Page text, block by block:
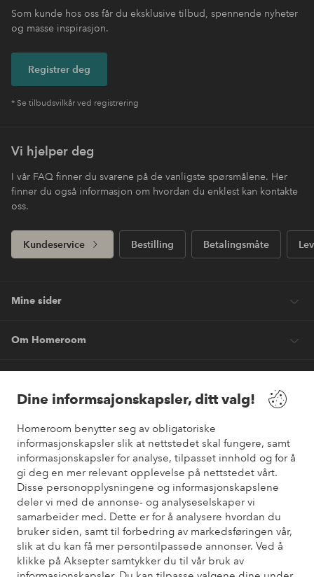
Dine informsajonskapsler, ditt valg!
Homeroom benytter seg av obligatoriske
informasjonskapsler slik at nettstedet skal fungere, samt
informasjonskapsler for analyse, tilpasset innhold og for å
gi deg en mer relevant opplevelse på nettstedet vårt.
Disse personopplysningene og informasjonskapslene
deler vi med de annonse- og analyseselskaper vi
samarbeider med. Dette er for å analysere hvordan du
bruker siden, samt til forbedring av markedsføringen vår,
slik at du kan få mer persontilpassede annonser. Ved å
klikke på Aksepter samtykker du til vår bruk av
Som kunde hos oss får du eksklusive tilbud, spennende nyheter
og masse inspirasjon.
Registrer deg
* Se tilbudsvilkår ved registrering
Vi hjelper deg
I vår FAQ finner du svarene på de vanligste spørsmålene. Her
finner du også informasjon om hvordan du enklest kan kontakte
oss.
Kundeservice Bestilling Betalingsmåte
Mine sider
Om Homeroom
Venner
Sikre betalinger
Vil du vite mer om våre betalingsalternativer?
elpy